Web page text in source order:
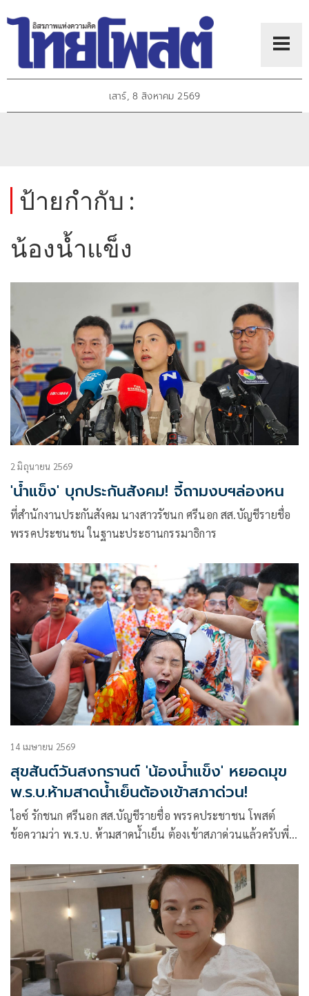
เสาร์, 8 สิงหาคม 2569
ป้ายกำกับ :
น้องน้ำแข็ง
2 มิถุนายน 2569
'น้ำแข็ง' บุกประกันสังคม! จี้ถามงบฯล่องหน
ที่สำนักงานประกันสังคม นางสาวรัชนก ศรีนอก สส.บัญชีรายชื่อ
พรรคประชนชน ในฐานะประธานกรรมาธิการ
14 เมษายน 2569
สุขสันต์วันสงกรานต์ 'น้องน้ำแข็ง' หยอดมุข
พ.ร.บ.ห้ามสาดน้ำเย็นต้องเข้าสภาด่วน!
ไอซ์ รักชนก ศรีนอก สส.บัญชีรายชื่อ พรรคประชาชน โพสต์
ข้อความว่า พ.ร.บ. ห้ามสาดน้ำเย็น ต้องเข้าสภาด่วนแล้วครับพี่